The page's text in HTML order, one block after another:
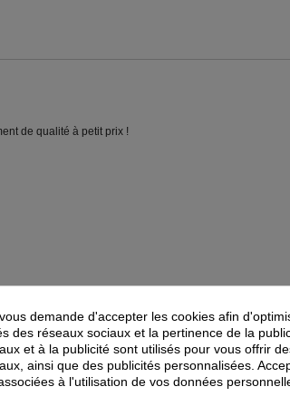
de qualité à petit prix !
ÉGALEMENT VOUS
demande d'accepter les cookies afin
des réseaux sociaux et la pertinence de la
et à la publicité sont utilisés pour vous offrir
ainsi que des publicités personnalisées.
à l'utilisation de vos données